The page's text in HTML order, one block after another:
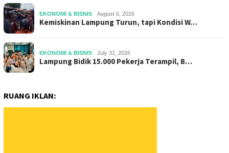
EKONOMI & BISNIS August 6, 2026
Kemiskinan Lampung Turun, tapi Kondisi W…
EKONOMI & BISNIS July 31, 2026
Lampung Bidik 15.000 Pekerja Terampil, B…
RUANG IKLAN: